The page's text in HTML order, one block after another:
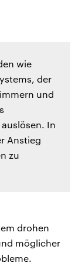
wie
der
und
In
Anstieg
zu
drohen
möglicher